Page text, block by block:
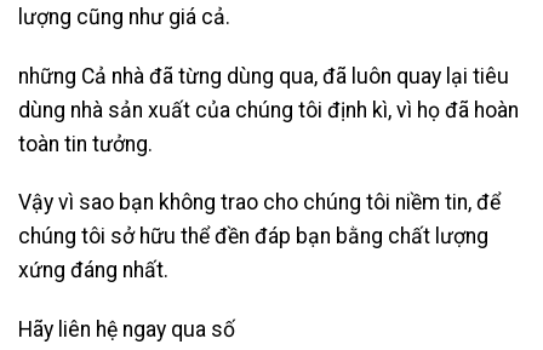
lượng cũng như giá cả.
những Cả nhà đã từng dùng qua, đã luôn quay lại tiêu
dùng nhà sản xuất của chúng tôi định kì, vì họ đã hoàn
toàn tin tưởng.
Vậy vì sao bạn không trao cho chúng tôi niềm tin, để
chúng tôi sở hữu thể đền đáp bạn bằng chất lượng
xứng đáng nhất.
Hãy liên hệ ngay qua số